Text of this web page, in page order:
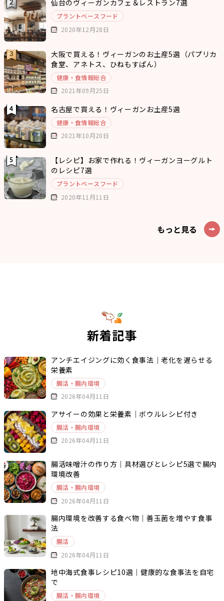
仙台のヴィーガンカフェ＆レストラン7選
プラントベースフード
2020年12月28日
大阪で買える！ヴィーガンのお土産5選（パプリカ
食堂、アネトス、ひねもすぱん）
健康・食情報総合
2021年09月25日
名古屋で買える！ヴィーガンお土産5選
健康・食情報総合
2021年10月20日
【レシピ】お家で作れる！ヴィーガンヨーグルト
のレシピ7選
プラントベースフード
2020年11月11日
もっと見る
新着記事
アンチエイジングに効く食事法｜老化を遅らせる
栄養素
腸活・腸内環境
2026年04月11日
アサイーの効果と栄養素｜ボウルレシピ付き
腸活・腸内環境
2026年04月11日
腸活味噌汁の作り方｜具材選びとレシピ5選で腸内
環境改善
腸活・腸内環境
2026年04月11日
腸内環境を改善する食べ物｜善玉菌を増やす食事
法
腸活
2026年04月11日
地中海式食事レシピ10選｜健康的な食事法を自宅
で
腸活・腸内環境